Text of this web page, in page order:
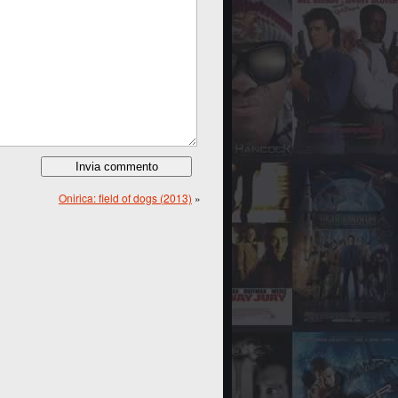
Onirica: field of dogs (2013) »